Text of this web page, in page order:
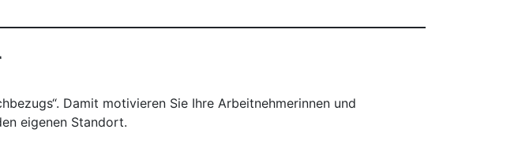
Damit motivieren Sie Ihre Arbeitnehmerinnen und
eigenen Standort.